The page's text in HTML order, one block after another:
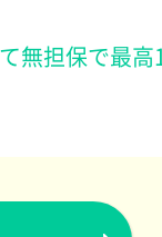
無担保で最